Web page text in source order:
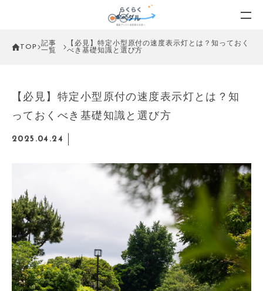
TOP
記事
一覧
【必見】特定小型原付の速度表示灯とは？知っておく
べき基礎知識と選び方
【必見】特定小型原付の速度表示灯とは？知
っておくべき基礎知識と選び方
2025.04.24